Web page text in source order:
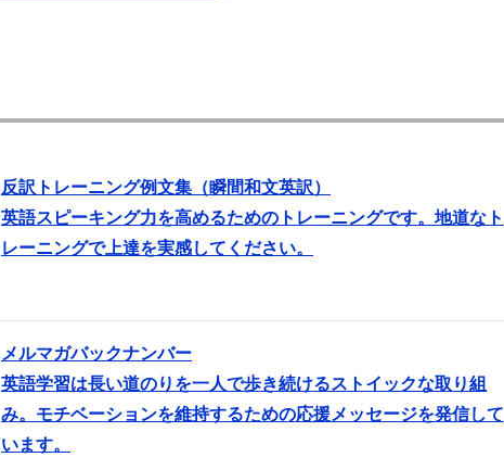
反訳トレーニング例文集（瞬間和文英訳）
英語スピーキング力を高めるためのトレーニングです。地道なト
レーニングで上達を実感してください。
メルマガバックナンバー
英語学習は長い道のりを一人で歩き続けるストイックな取り組
み。モチベーションを維持するための応援メッセージを発信して
います。